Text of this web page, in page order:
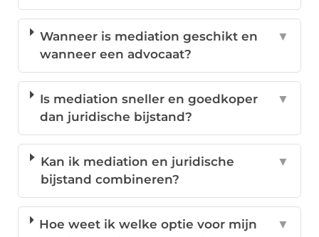
Wanneer is mediation geschikt en
wanneer een advocaat?
▼
Is mediation sneller en goedkoper
dan juridische bijstand?
▼
Kan ik mediation en juridische
bijstand combineren?
▼
Hoe weet ik welke optie voor mijn
▼